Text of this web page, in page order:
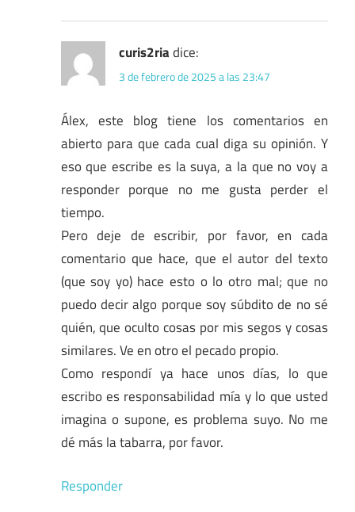
curis2riadice:
3 de febrero de 2025 a las 23:47
Álex, este blog tiene los comentarios en
abierto para que cada cual diga su opinión. Y
eso que escribe es la suya, a la que no voy a
responder porque no me gusta perder el
tiempo.
Pero deje de escribir, por favor, en cada
comentario que hace, que el autor del texto
(que soy yo) hace esto o lo otro mal; que no
puedo decir algo porque soy súbdito de no sé
quién, que oculto cosas por mis segos y cosas
similares. Ve en otro el pecado propio.
Como respondí ya hace unos días, lo que
escribo es responsabilidad mía y lo que usted
imagina o supone, es problema suyo. No me
dé más la tabarra, por favor.
Responder